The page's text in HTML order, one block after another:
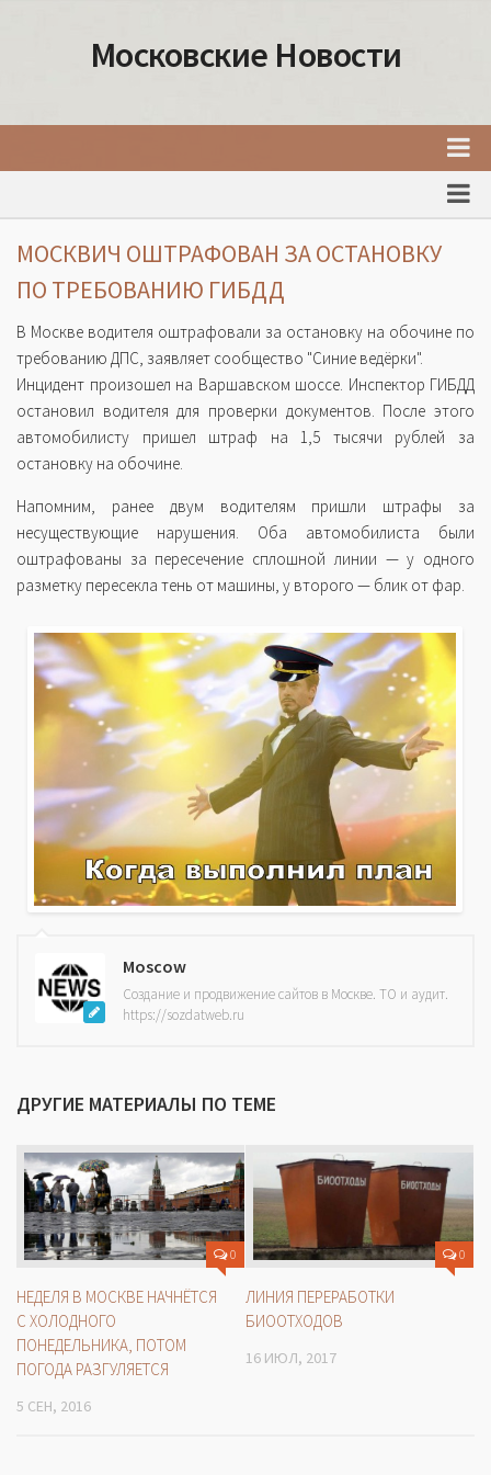
Московские Новости
Факты о Москве
Москва
Товары и услуги Москвы
МОСКВИЧ ОШТРАФОВАН ЗА ОСТАНОВКУ
ПО ТРЕБОВАНИЮ ГИБДД
В Москве водителя оштрафовали за остановку на обочине по
требованию ДПС, заявляет сообщество "Синие ведёрки".
Инцидент произошел на Варшавском шоссе. Инспектор ГИБДД
остановил водителя для проверки документов. После этого
автомобилисту пришел штраф на 1,5 тысячи рублей за
остановку на обочине.
Напомним, ранее двум водителям пришли штрафы за
несуществующие нарушения. Оба автомобилиста были
оштрафованы за пересечение сплошной линии — у одного
разметку пересекла тень от машины, у второго — блик от фар.
Moscow
Создание и продвижение сайтов в Москве. ТО и аудит.
https://sozdatweb.ru
ДРУГИЕ МАТЕРИАЛЫ ПО ТЕМЕ
0
НЕДЕЛЯ В МОСКВЕ НАЧНЁТСЯ
С ХОЛОДНОГО
ПОНЕДЕЛЬНИКА, ПОТОМ
ПОГОДА РАЗГУЛЯЕТСЯ
5 СЕН, 2016
0
ЛИНИЯ ПЕРЕРАБОТКИ
БИООТХОДОВ
16 ИЮЛ, 2017